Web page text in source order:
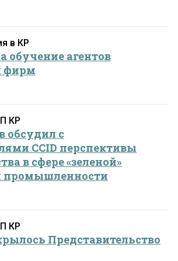
в КР
обучение агентов
фирм
КР
обсудил с
CCID перспективы
в сфере «зеленой»
промышленности
КР
Представительство